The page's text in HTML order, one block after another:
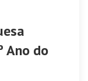
Ano do